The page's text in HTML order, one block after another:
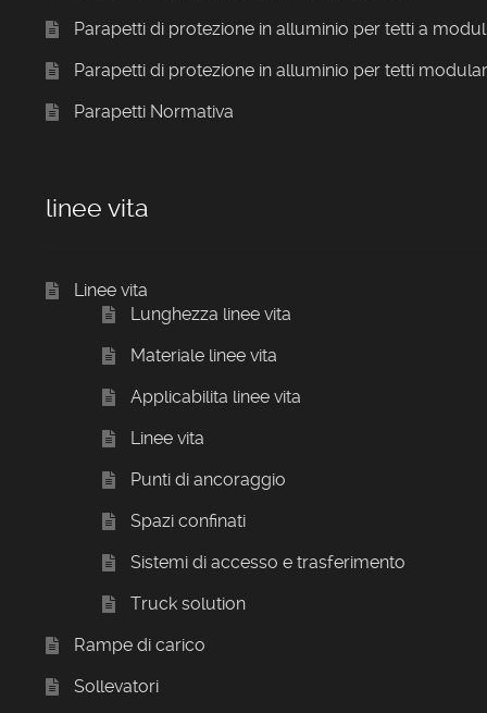
Parapetti di protezione in alluminio per tetti a
Parapetti di protezione in alluminio per tetti
Parapetti Normativa
linee vita
Linee vita
Lunghezza linee vita
Materiale linee vita
Applicabilita linee vita
Linee vita
Punti di ancoraggio
Spazi confinati
Sistemi di accesso e trasferimento
Truck solution
Rampe di carico
Sollevatori